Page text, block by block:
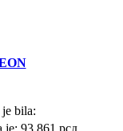
bila:
je: 93.861 рсд.